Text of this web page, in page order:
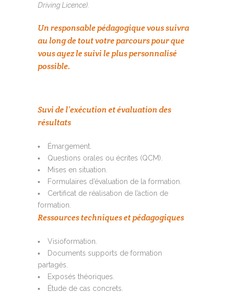
Driving Licence).
Un responsable pédagogique vous suivra
au long de tout votre parcours pour que
vous ayez le suivi le plus personnalisé
possible.
Suvi de l’exécution et évaluation des
résultats
Émargement.
Questions orales ou écrites (QCM).
Mises en situation.
Formulaires d’évaluation de la formation.
Certificat de réalisation de l’action de
formation.
Ressources techniques et pédagogiques
Visioformation.
Documents supports de formation
partagés.
Exposés théoriques.
Étude de cas concrets.